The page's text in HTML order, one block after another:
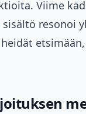
Viime
resonoi